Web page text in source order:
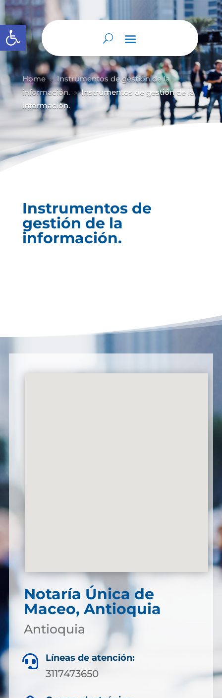
Abrir barra de herramientas
Home 9 Instrumentos de gestión de la
información. 9 Instrumentos de gestión de la
información.
Instrumentos de
gestión de la
información.
Notaría Única de
Maceo, Antioquia
Antioquia
 Líneas de atención:
3117473650